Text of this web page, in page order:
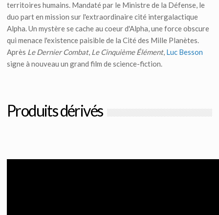
territoires humains. Mandaté par le Ministre de la Défense, le
duo part en mission sur l'extraordinaire cité intergalactique
Alpha. Un mystère se cache au coeur d'Alpha, une force obscure
qui menace l'existence paisible de la Cité des Mille Planètes.
Après Le Dernier Combat, Le Cinquième Élément, Luc Besson
signe à nouveau un grand film de science-fiction.
Produits dérivés